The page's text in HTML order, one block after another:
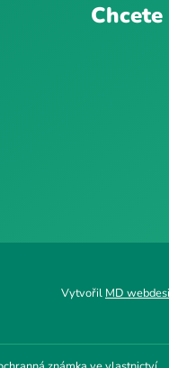
Vytvořil MD